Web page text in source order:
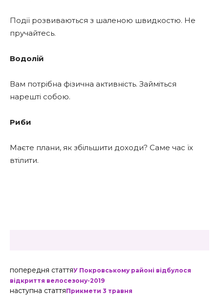
Події розвиваються з шаленою швидкостю. Не
пручайтесь.
Водолій
Вам потрібна фізична активність. Займіться
нарешті собою.
Риби
Маєте плани, як збільшити доходи? Саме час їх
втілити.
попередня статтяУ Покровському районі відбулося
відкриття велосезону-2019
наступна статтяПрикмети 3 травня